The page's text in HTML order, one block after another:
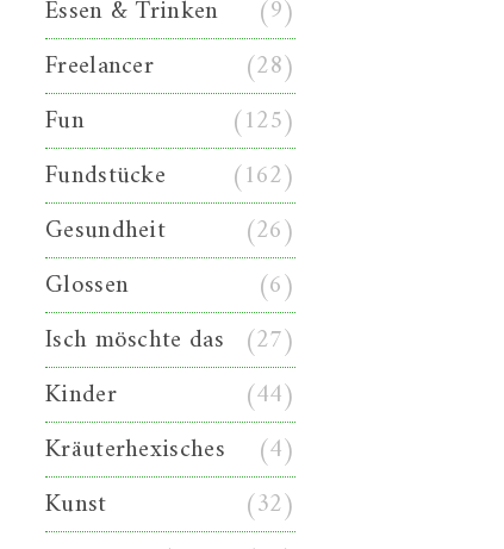
Essen & Trinken
(9)
Freelancer
(28)
Fun
(125)
Fundstücke
(162)
Gesundheit
(26)
Glossen
(6)
Isch möschte das (27)
Kinder
(44)
Kräuterhexisches
(4)
Kunst
(32)